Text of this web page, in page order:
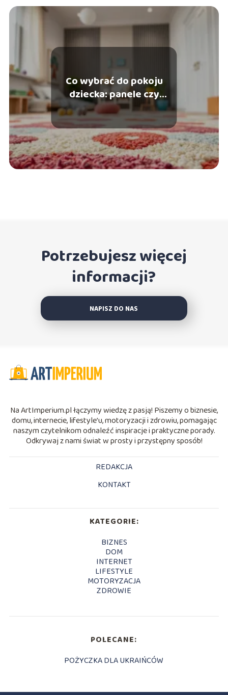
Co wybrać do pokoju
dziecka: panele czy
wykładzina?
Potrzebujesz więcej
informacji?
NAPISZ DO NAS
Na ArtImperium.pl łączymy wiedzę z pasją! Piszemy o biznesie,
domu, internecie, lifestyle’u, motoryzacji i zdrowiu, pomagając
naszym czytelnikom odnaleźć inspiracje i praktyczne porady.
Odkrywaj z nami świat w prosty i przystępny sposób!
REDAKCJA
KONTAKT
KATEGORIE:
BIZNES
DOM
INTERNET
LIFESTYLE
MOTORYZACJA
ZDROWIE
POLECANE:
POŻYCZKA DLA UKRAIŃCÓW